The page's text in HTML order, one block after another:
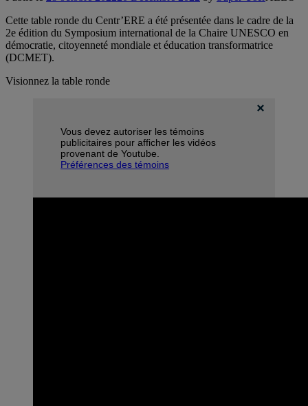
Cette table ronde du Centr’ERE a été présentée dans le cadre de la
2e édition du Symposium international de la Chaire UNESCO en
démocratie, citoyenneté mondiale et éducation transformatrice
(DCMET).
Visionnez la table ronde
Vous devez autoriser les témoins
publicitaires pour afficher les vidéos
provenant de Youtube.
Préférences des témoins